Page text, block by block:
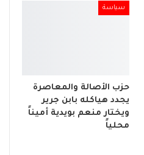
سياسة
حزب الأصالة والمعاصرة
يجدد هياكله بابن جرير
ويختار منعم بويدية أميناً
محلياً